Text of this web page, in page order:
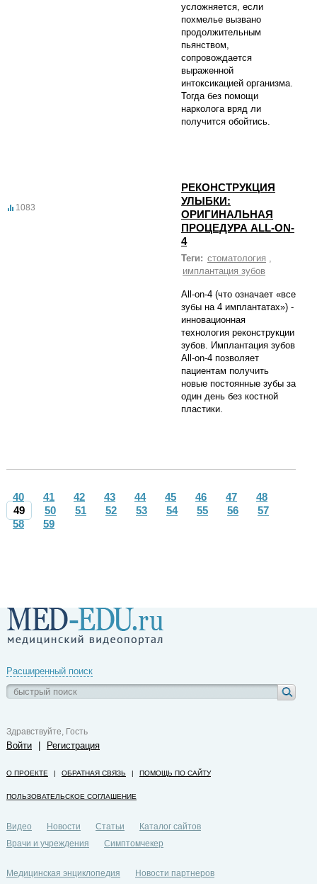
усложняется, если
похмелье вызвано
продолжительным
пьянством,
сопровождается
выраженной
интоксикацией организма.
Тогда без помощи
нарколога вряд ли
получится обойтись.
1083
РЕКОНСТРУКЦИЯ
УЛЫБКИ:
ОРИГИНАЛЬНАЯ
ПРОЦЕДУРА ALL-ON-
4
Теги: стоматология ,
имплантация зубов
All-on-4 (что означает «все
зубы на 4 имплантатах») -
инновационная
технология реконструкции
зубов. Имплантация зубов
All-on-4 позволяет
пациентам получить
новые постоянные зубы за
один день без костной
пластики.
40 41 42 43 44 45 46 47
48
49
50 51 52 53 54 55 56
57
58
59
Расширенный поиск
Здравствуйте, Гость
Войти Регистрация
О ПРОЕКТЕ | ОБРАТНАЯ СВЯЗЬ | ПОМОЩЬ ПО САЙТУ
ПОЛЬЗОВАТЕЛЬСКОЕ СОГЛАШЕНИЕ
Видео Новости Статьи
Каталог сайтов
Врачи и учреждения
Симптомчекер
Медицинская энциклопедия
Новости партнеров